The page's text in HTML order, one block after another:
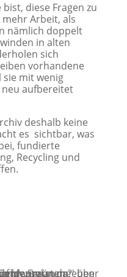
diese Fragen zu
Arbeit, als
nämlich doppelt
in alten
sich
vorhandene
mit wenig
aufbereitet
deshalb keine
es sichtbar, was
fundierte
Recycling und